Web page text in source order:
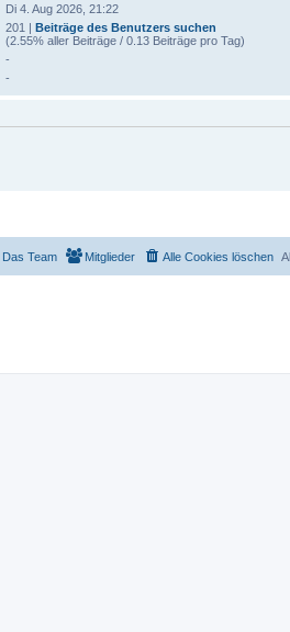
Di 4. Aug 2026, 21:22
201 | Beiträge des Benutzers suchen
(2.55% aller Beiträge / 0.13 Beiträge pro Tag)
-
-
Alle Cookies löschen
Mitglieder
Das Team